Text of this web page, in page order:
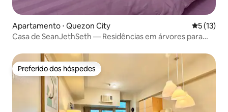
Apartamento ⋅ Quezon City 5 de uma
5 (13)
Casa de SeanJethSeth — Residências em árvores para
Preferido dos hóspedes
Preferido dos hóspedes